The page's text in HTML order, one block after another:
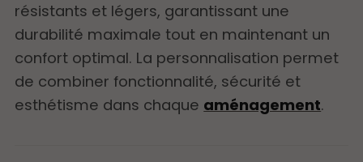
résistants et légers, garantissant une
durabilité maximale tout en maintenant un
confort optimal. La personnalisation permet
de combiner fonctionnalité, sécurité et
esthétisme dans chaque aménagement.